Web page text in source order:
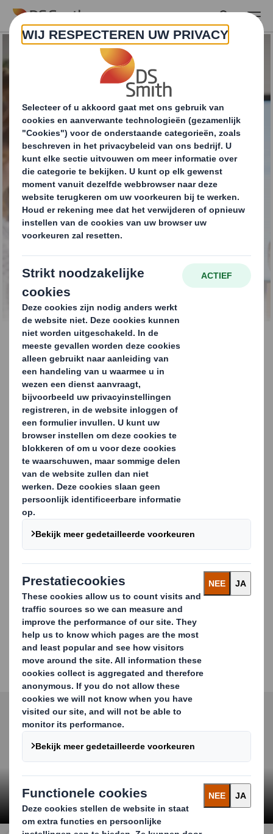
Skip to main content
Benelux Impact
Centre
WAT KAN IK VERWACHTEN?
Inspirerende
workshops
Of u nu werkzaam bent in retail, inkoop, innovatie,
techniek, marketing of duurzaamheid, er valt altijd wel
iets nieuws te ontdekken over het grote potentieel van
verpakkingen om uw bedrijf te beïnvloeden.
In ons Benelux Impact Centre, en in ons wereldwijde
netwerk van klantencentra,zijn onze fysieke ruimtes
en virtuele of hybride sessies gevuld met boeiende,
inspirerende en leerzame ervaringen voor uw team.
In elke sessie zetten we u aan het denken
met boeiende
presentaties, praktische retailsimulaties, unboxings en
levensechte voorbeelden of casestudy's. Agenda's en
boeiende presentaties worden op unieke wijze voor elke
groep voorbereid terwijl we samen denken, ontdekken
en creëren, in onze ruimtes, vergezeld van koffie en
lunch.
Carousel. Use previous and next buttons to move